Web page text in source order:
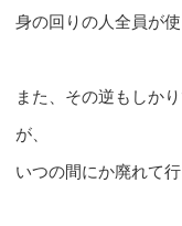
身の回りの人全員が
また、その逆もしか
が、
いつの間にか廃れて行